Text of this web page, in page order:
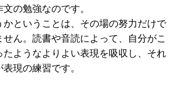
の勉強なのです。
かということは、その場の努力だけで
ん。読書や音読によって、自分がこ
ようなよりよい表現を吸収し、それ
現の練習です。